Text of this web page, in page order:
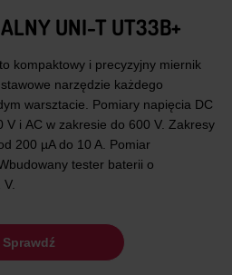
UNI-T UT33B+
kompaktowy i precyzyjny miernik
narzędzie każdego
warsztacie. Pomiary napięcia DC
i AC w zakresie do 600 V. Zakresy
200 µA do 10 A. Pomiar
tester baterii o
Sprawdź